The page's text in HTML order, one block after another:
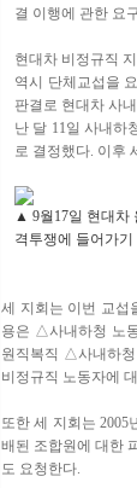
결 이행에 관한 요
현대차 비정규직
역시 단체교섭을
판결로 현대차 사
난 달 11일 사내하
로 결정했다. 이후
▲ 9월17일 현대차
격투쟁에 들어가
세 지회는 이번 교섭
용은 △사내하청 노
원직복직 △사내하
비정규직 노동자에
또한 세 지회는 2005
배된 조합원에 대한
도 요청한다.